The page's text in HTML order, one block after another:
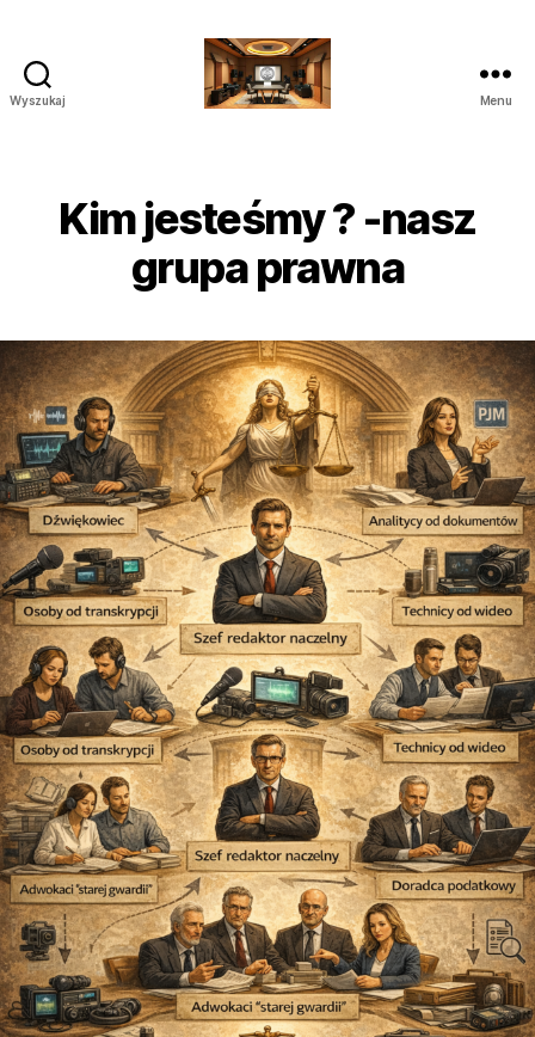
Wyszukaj
Audio
Menu
Kim jesteśmy ? -nasz
grupa prawna